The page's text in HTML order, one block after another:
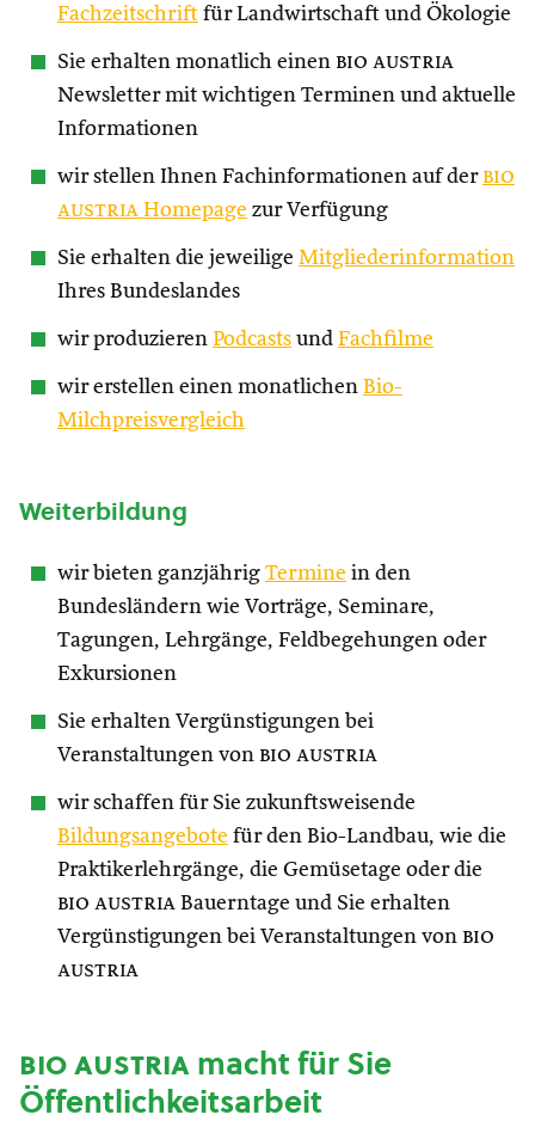
Fachzeitschrift für Landwirtschaft und Ökologie
Sie erhalten monatlich einen bio austria
Newsletter mit wichtigen Terminen und aktuelle
Informationen
wir stellen Ihnen Fachinformationen auf der bio
austria Homepage zur Verfügung
Sie erhalten die jeweilige Mitgliederinformation
Ihres Bundeslandes
wir produzieren Podcasts und Fachfilme
wir erstellen einen monatlichen Bio-
Milchpreisvergleich
Weiterbildung
wir bieten ganzjährig Termine in den
Bundesländern wie Vorträge, Seminare,
Tagungen, Lehrgänge, Feldbegehungen oder
Exkursionen
Sie erhalten Vergünstigungen bei
Veranstaltungen von bio austria
wir schaffen für Sie zukunftsweisende
Bildungsangebote für den Bio-Landbau, wie die
Praktikerlehrgänge, die Gemüsetage oder die
bio austria Bauerntage und Sie erhalten
Vergünstigungen bei Veranstaltungen von bio
austria
bio austriamacht für Sie
Öffentlichkeitsarbeit